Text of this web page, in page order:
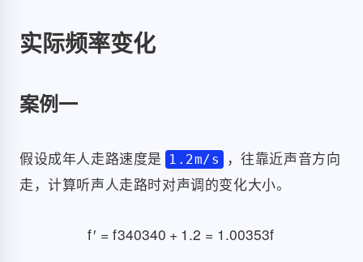
实际频率变化
案例一
假设成年人走路速度是 1.2m/s
，往靠近声音方向
走，计算听声人走路时对声调的变化大小。
f′ = f340340 + 1.2 = 1.00353f